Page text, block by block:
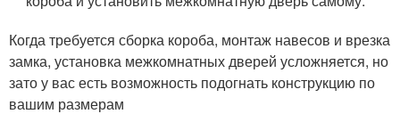
Когда требуется сборка короба, монтаж навесов и врезка
замка, установка межкомнатных дверей усложняется, но
зато у вас есть возможность подогнать конструкцию по
вашим размерам